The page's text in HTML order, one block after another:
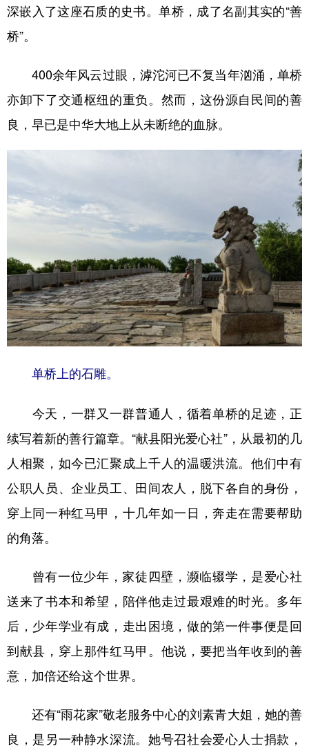
深嵌入了这座石质的史书。单桥，成了名副其实的“善
桥”。
400余年风云过眼，滹沱河已不复当年汹涌，单桥
亦卸下了交通枢纽的重负。然而，这份源自民间的善
良，早已是中华大地上从未断绝的血脉。
单桥上的石雕。
今天，一群又一群普通人，循着单桥的足迹，正
续写着新的善行篇章。“献县阳光爱心社”，从最初的几
人相聚，如今已汇聚成上千人的温暖洪流。他们中有
公职人员、企业员工、田间农人，脱下各自的身份，
穿上同一种红马甲，十几年如一日，奔走在需要帮助
的角落。
曾有一位少年，家徒四壁，濒临辍学，是爱心社
送来了书本和希望，陪伴他走过最艰难的时光。多年
后，少年学业有成，走出困境，做的第一件事便是回
到献县，穿上那件红马甲。他说，要把当年收到的善
意，加倍还给这个世界。
还有“雨花家”敬老服务中心的刘素青大姐，她的善
良，是另一种静水深流。她号召社会爱心人士捐款，